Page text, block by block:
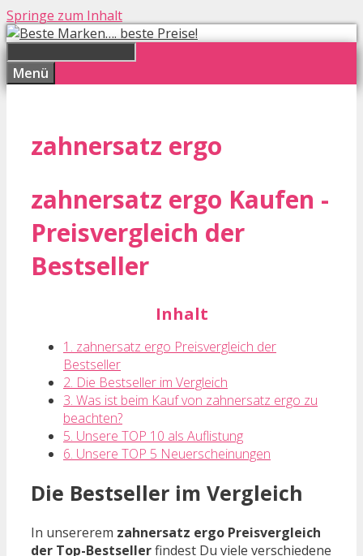
Springe zum Inhalt
Menü
zahnersatz ergo
zahnersatz ergo Kaufen -
Preisvergleich der
Bestseller
Inhalt
1. zahnersatz ergo Preisvergleich der
Bestseller
2. Die Bestseller im Vergleich
3. Was ist beim Kauf von zahnersatz ergo zu
beachten?
5. Unsere TOP 10 als Auflistung
6. Unsere TOP 5 Neuerscheinungen
Die Bestseller im Vergleich
In unsererem zahnersatz ergo Preisvergleich
der Top-Bestsellerfindest Du viele verschiedene